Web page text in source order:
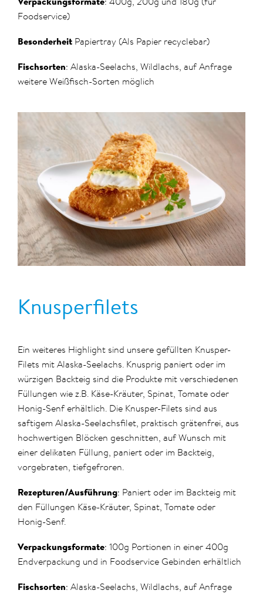
Foodservice)
Besonderheit Papiertray (Als Papier recyclebar)
Fischsorten: Alaska-Seelachs, Wildlachs, auf Anfrage
weitere Weißfisch-Sorten möglich
Knusperfilets
Ein weiteres Highlight sind unsere gefüllten Knusper-
Filets mit Alaska-Seelachs. Knusprig paniert oder im
würzigen Backteig sind die Produkte mit verschiedenen
Füllungen wie z.B. Käse-Kräuter, Spinat, Tomate oder
Honig-Senf erhältlich. Die Knusper-Filets sind aus
saftigem Alaska-Seelachsfilet, praktisch grätenfrei, aus
hochwertigen Blöcken geschnitten, auf Wunsch mit
einer delikaten Füllung, paniert oder im Backteig,
vorgebraten, tiefgefroren.
Rezepturen/Ausführung: Paniert oder im Backteig mit
den Füllungen Käse-Kräuter, Spinat, Tomate oder
Honig-Senf.
Verpackungsformate: 100g Portionen in einer 400g
Endverpackung und in Foodservice Gebinden erhältlich
Fischsorten: Alaska-Seelachs, Wildlachs, auf Anfrage